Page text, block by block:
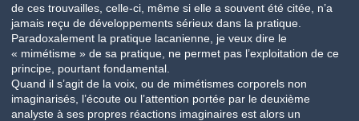
de ces trouvailles, celle-ci, même si elle a souvent été citée, n’a
jamais reçu de développements sérieux dans la pratique.
Paradoxalement la pratique lacanienne, je veux dire le
« mimétisme » de sa pratique, ne permet pas l’exploitation de ce
principe, pourtant fondamental.
Quand il s’agit de la voix, ou de mimétismes corporels non
imaginarisés, l’écoute ou l’attention portée par le deuxième
analyste à ses propres réactions imaginaires est alors un